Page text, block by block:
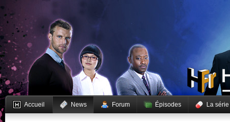
Accueil News Forum Épisodes La série